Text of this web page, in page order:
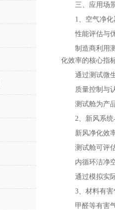
三、应用场
1、空气净
性能评估与
制造商利用
化效率的核心指
通过测试微
质量控制与
测试舱为产
2、新风系
新风净化效
测试舱可评
内循环洁净
通过模拟实
3、材料有
甲醛等有害